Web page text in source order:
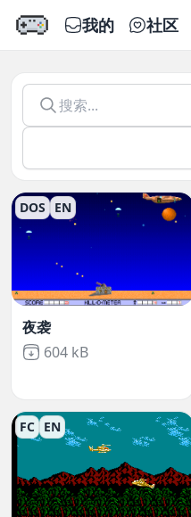
我的 社区
Emu666-在线玩模拟器游戏
DOS EN
夜袭
Not downloaded
604 kB
FC EN